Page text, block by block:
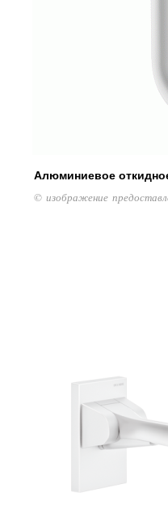
Алюминиевое
© изображение